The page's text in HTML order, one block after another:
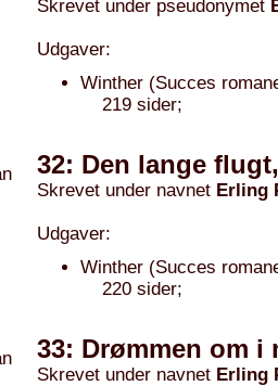
Skrevet under pseudonymet
Udgaver:
Winther (Succes
219 sider;
32: Den lange
Skrevet under navnet Erling
Udgaver:
Winther (Succes
220 sider;
33: Drømmen om i
Skrevet under navnet Erling